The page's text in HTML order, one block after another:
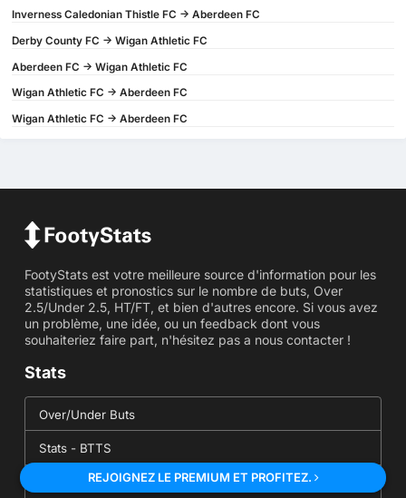
Inverness Caledonian Thistle FC -> Aberdeen FC
Derby County FC -> Wigan Athletic FC
Aberdeen FC -> Wigan Athletic FC
Wigan Athletic FC -> Aberdeen FC
Wigan Athletic FC -> Aberdeen FC
FootyStats est votre meilleure source d'information pour les
statistiques et pronostics sur le nombre de buts, Over
2.5/Under 2.5, HT/FT, et bien d'autres encore. Si vous avez
un problème, une idée, ou un feedback dont vous
souhaiteriez faire part, n'hésitez pas a nous contacter !
Stats
Over/Under Buts
Stats - BTTS
Stats - CornersREJOIGNEZ LE PREMIUM ET PROFITEZ.